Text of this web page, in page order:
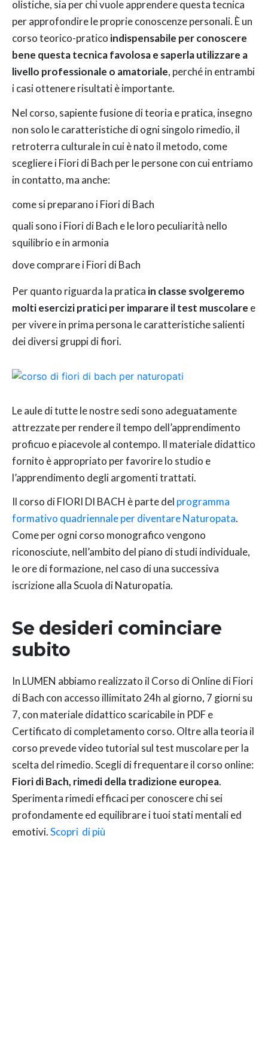
olistiche, sia per chi vuole apprendere questa tecnica
per approfondire le proprie conoscenze personali. È un
corso teorico-pratico indispensabile per conoscere
bene questa tecnica favolosa e saperla utilizzare a
livello professionale o amatoriale, perché in entrambi
i casi ottenere risultati è importante.
Nel corso, sapiente fusione di teoria e pratica, insegno
non solo le caratteristiche di ogni singolo rimedio, il
retroterra culturale in cui è nato il metodo, come
scegliere i Fiori di Bach per le persone con cui entriamo
in contatto, ma anche:
come si preparano i Fiori di Bach
quali sono i Fiori di Bach e le loro peculiarità nello
squilibrio e in armonia
dove comprare i Fiori di Bach
Per quanto riguarda la pratica in classe svolgeremo
molti esercizi pratici per imparare il test muscolare e
per vivere in prima persona le caratteristiche salienti
dei diversi gruppi di fiori.
Le aule di tutte le nostre sedi sono adeguatamente
attrezzate per rendere il tempo dell’apprendimento
proficuo e piacevole al contempo. Il materiale didattico
fornito è appropriato per favorire lo studio e
l’apprendimento degli argomenti trattati.
Il corso di FIORI DI BACH è parte del programma
formativo quadriennale per diventare Naturopata.
Come per ogni corso monografico vengono
riconosciute, nell’ambito del piano di studi individuale,
le ore di formazione, nel caso di una successiva
iscrizione alla Scuola di Naturopatia.
Se desideri cominciare
subito
In LUMEN abbiamo realizzato il Corso di Online di Fiori
di Bach con accesso illimitato 24h al giorno, 7 giorni su
7, con materiale didattico scaricabile in PDF e
Certificato di completamento corso. Oltre alla teoria il
corso prevede video tutorial sul test muscolare per la
scelta del rimedio. Scegli di frequentare il corso online:
Fiori di Bach, rimedi della tradizione europea.
Sperimenta rimedi efficaci per conoscere chi sei
profondamente ed equilibrare i tuoi stati mentali ed
emotivi.Scopri di più